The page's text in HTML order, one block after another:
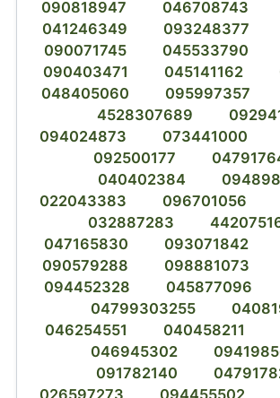
090818947
046708743
041246349
093248377
090071745
045533790
090403471
045141162
048405060
095997357
4528307689
094024873
073441000
092500177
040402384
022043383
096701056
032887283
047165830
093071842
090579288
098881073
094452328
045877096
04799303255
046254551
040458211
046945302
091782140
026597273
094455502